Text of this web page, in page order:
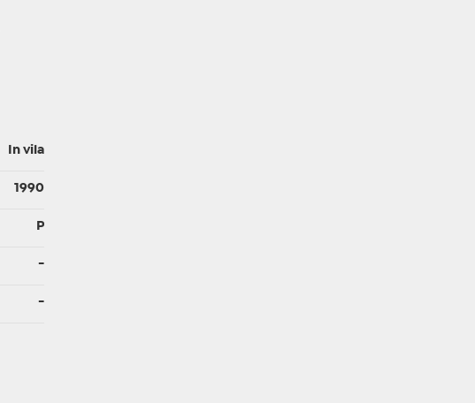
In vila
1990
P
-
-